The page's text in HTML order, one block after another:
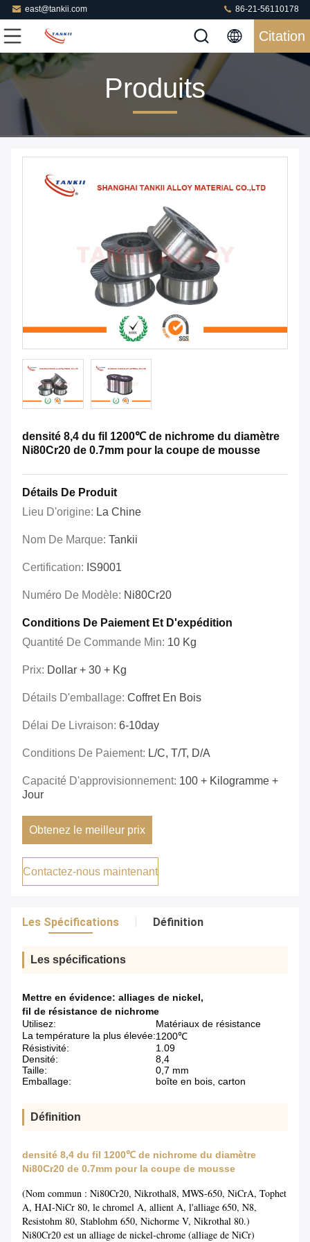
east@tankii.com 86-21-56110178
Citation
Produits
densité 8,4 du fil 1200℃ de nichrome du diamètre
Ni80Cr20 de 0.7mm pour la coupe de mousse
Détails De Produit
Lieu D'origine: La Chine
Nom De Marque: Tankii
Certification: IS9001
Numéro De Modèle: Ni80Cr20
Conditions De Paiement Et D'expédition
Quantité De Commande Min: 10 Kg
Prix: Dollar + 30 + Kg
Détails D'emballage: Coffret En Bois
Délai De Livraison: 6-10day
Conditions De Paiement: L/C, T/T, D/A
Capacité D'approvisionnement: 100 + Kilogramme +
Jour
Obtenez le meilleur prix
Contactez-nous maintenant
Les Spécifications Définition
Les spécifications
Mettre en évidence: alliages de nickel,
fil de résistance de nichrome
Utilisez:
Matériaux de résistance
La température la plus élevée:1200℃
Résistivité:
1.09
Densité:
8,4
Taille:
0,7 mm
Emballage:
boîte en bois, carton
Définition
densité 8,4 du fil 1200℃ de nichrome du diamètre
Ni80Cr20 de 0.7mm pour la coupe de mousse
(Nom commun : Ni80Cr20, Nikrothal8, MWS-650, NiCrA, Tophet
A, HAI-NiCr 80, le chromel A, allient A, l'alliage 650, N8,
Resistohm 80, Stablohm 650, Nichorme V, Nikrothal 80.)
Ni80Cr20 est un alliage de nickel-chrome (alliage de NiCr)